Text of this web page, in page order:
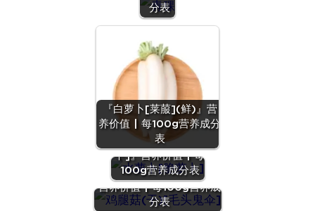
分表
『白萝卜[莱菔](鲜)』营
养价值 | 每100g营养成分
表
『水萝卜[脆萝
卜]』营养价值 | 每
100g营养成分表
『鸡腿菇(干)[毛头鬼伞]』
营养价值 | 每100g营养成
分表